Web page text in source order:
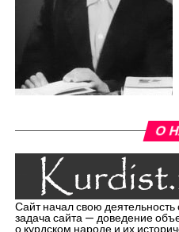
О
Сайт начал свою деятельность
задача сайта — доведение
о курдском народе и их